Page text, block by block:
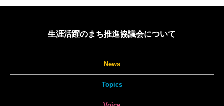
生涯活躍のまち推進協議会について
News
Topics